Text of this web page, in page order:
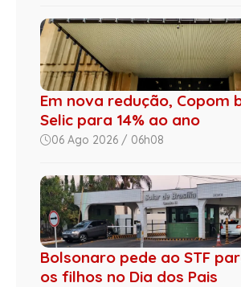
Em nova redução, Copom
Selic para 14% ao ano
06 Ago 2026 / 06h08
Bolsonaro pede ao STF
os filhos no Dia dos Pais